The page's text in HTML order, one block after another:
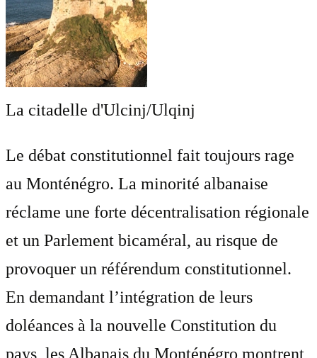
La citadelle d'Ulcinj/Ulqinj
Le débat constitutionnel fait toujours rage
au Monténégro. La minorité albanaise
réclame une forte décentralisation régionale
et un Parlement bicaméral, au risque de
provoquer un référendum constitutionnel.
En demandant l’intégration de leurs
doléances à la nouvelle Constitution du
pays, les Albanais du Monténégro montrent